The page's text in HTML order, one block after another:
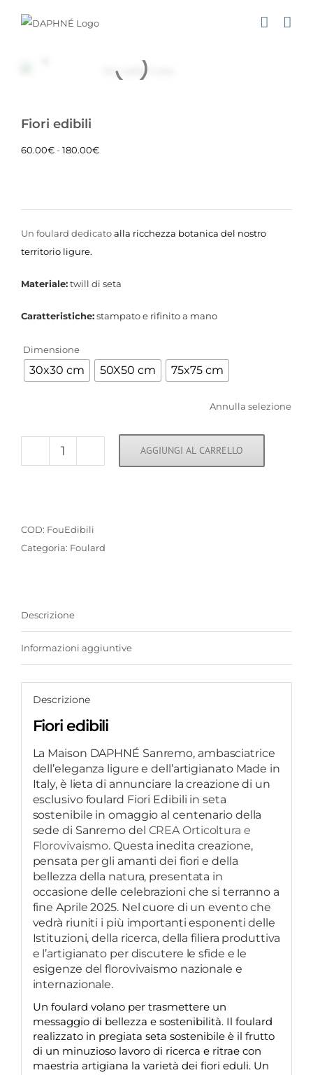
Fiori edibili
60.00€-180.00€Fascia
a
Un foulard dedicatoalla ricchezza botanica del nostro
territorio ligure.
Materiale:twill di seta
Caratteristiche:stampato e rifinito a mano
Dimensione
30x30 cm 50X50 cm 75x75 cm
Annulla selezione
Fiori
AGGIUNGI AL CARRELLO
COD: FouEdibili
Categoria: Foulard
Descrizione
Informazioni aggiuntive
Descrizione
Fiori edibili
La Maison DAPHNÉ Sanremo, ambasciatrice
dell’eleganza ligure e dell’artigianato Made in
Italy, è lieta di annunciare la creazione di un
esclusivo foulard Fiori Edibili in seta
sostenibile in omaggio al centenario della
sede di Sanremo del CREA Orticoltura e
Florovivaismo. Questa inedita creazione,
pensata per gli amanti dei fiori e della
bellezza della natura, presentata in
occasione delle celebrazioni che si terranno a
fine Aprile 2025. Nel cuore di un evento che
vedrà riuniti i più importanti esponenti delle
Istituzioni, della ricerca, della filiera produttiva
e l’artigianato per discutere le sfide e le
esigenze del florovivaismo nazionale e
internazionale.
Un foulard volano per trasmettere un
messaggio di bellezza e sostenibilità. Il foulard
realizzato in pregiata seta sostenibile è il frutto
di un minuzioso lavoro di ricerca e ritrae con
maestria artigiana la varietà dei fiori eduli. Un